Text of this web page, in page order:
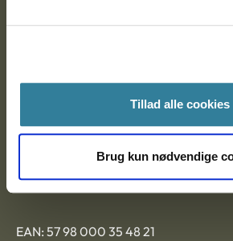
Tillad alle cookies
Brug kun nødvendige
Ankestyrelsen Aalborg
EAN: 57 98 000 35 48 21